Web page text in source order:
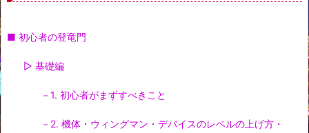
■ 初心者の登竜門
▷ 基礎編
－1. 初心者がまずすべきこと
－2. 機体・ウィングマン・デバイスのレベルの上げ方・